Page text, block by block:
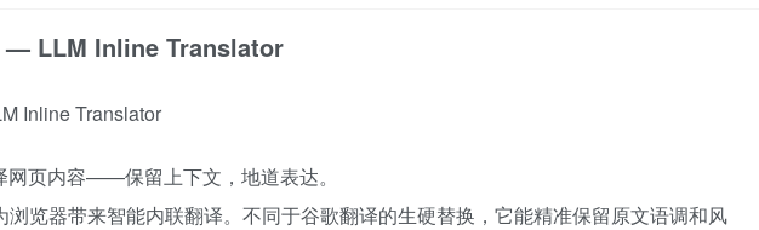
— LLM Inline Translator
网页内容——保留上下文，地道表达。
浏览器带来智能内联翻译。不同于谷歌翻译的生硬替换，它能精准保留原文语调和风